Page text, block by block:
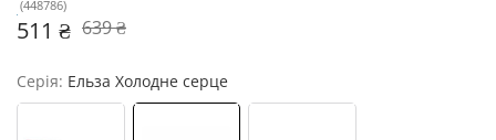
(448786)
511 ₴ 639 ₴
Серія: Ельза Холодне серце